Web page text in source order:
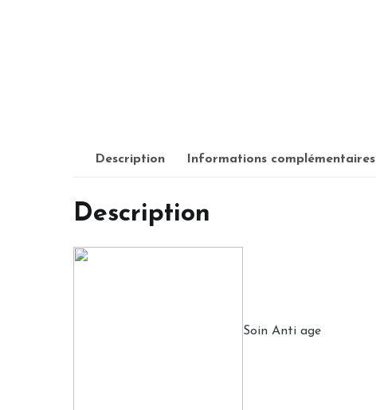
Description Informations complémentaires
Description
Soin Anti age